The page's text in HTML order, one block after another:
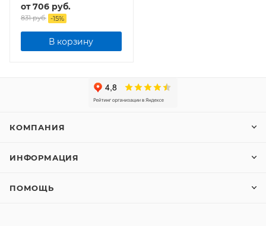
1050Лм STEP COLOR
от706 руб.
831 руб. -15%
В корзину
КОМПАНИЯ
ИНФОРМАЦИЯ
ПОМОЩЬ